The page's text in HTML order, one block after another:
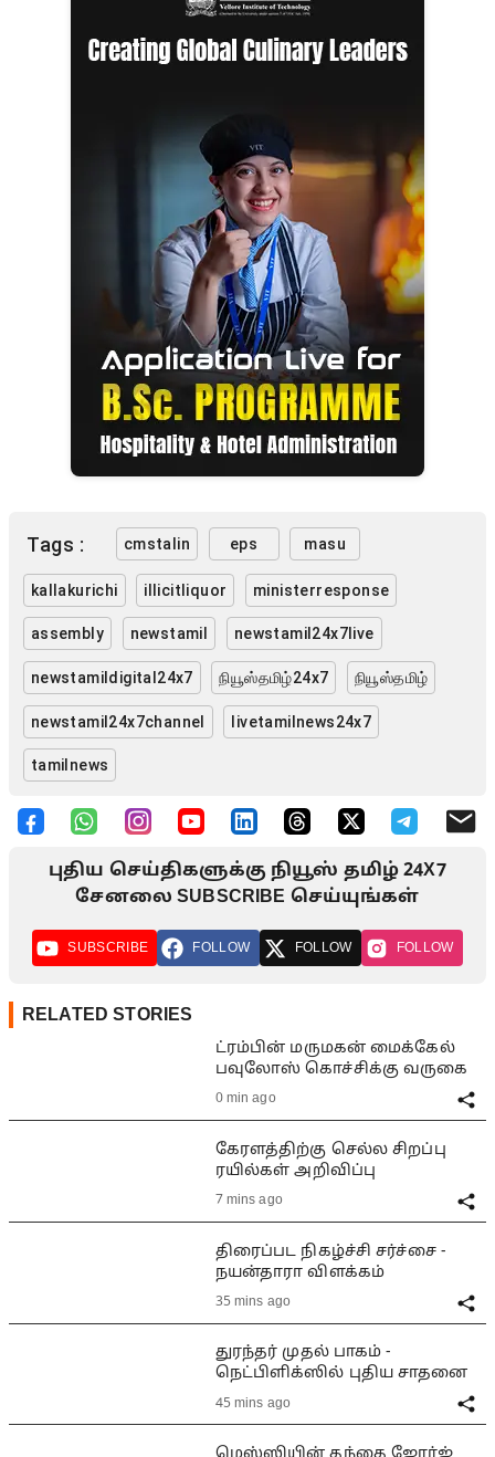
Tags : cmstalin eps masu
kallakurichi illicitliquor ministerresponse
assembly newstamil newstamil24x7live
newstamildigital24x7 நியூஸ்தமிழ்24x7 நியூஸ்தமிழ்
newstamil24x7channel livetamilnews24x7
tamilnews
புதிய செய்திகளுக்கு நியூஸ் தமிழ் 24X7
சேனலை SUBSCRIBE செய்யுங்கள்
SUBSCRIBE FOLLOW FOLLOW FOLLOW
RELATED STORIES
ட்ரம்பின் மருமகன் மைக்கேல்
பவுலோஸ் கொச்சிக்கு வருகை
0 min ago
கேரளத்திற்கு செல்ல சிறப்பு
ரயில்கள் அறிவிப்பு
7 mins ago
திரைப்பட நிகழ்ச்சி சர்ச்சை -
நயன்தாரா விளக்கம்
35 mins ago
துரந்தர் முதல் பாகம் -
நெட்பிளிக்ஸில் புதிய சாதனை
45 mins ago